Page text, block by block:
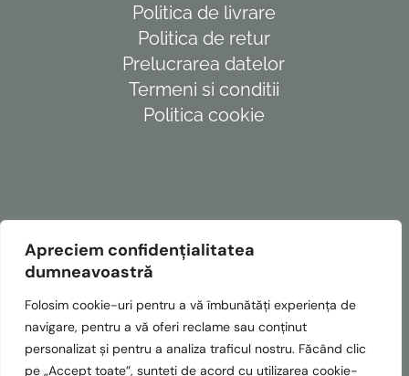
Apreciem confidențialitatea
dumneavoastră
Folosim cookie-uri pentru a vă îmbunătăți experiența de
navigare, pentru a vă oferi reclame sau conținut
personalizat și pentru a analiza traficul nostru. Făcând clic
pe „Accept toate”, sunteți de acord cu utilizarea cookie-
Politica de livrare
Politica de retur
Prelucrarea datelor
Termeni si conditii
Politica cookie
© Copyright Vassormi SRL – Toate drepturile rezervate.